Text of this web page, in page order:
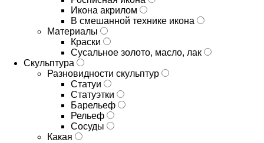
Икона акрилом
В смешанной технике икона
Материалы
Краски
Сусальное золото, масло, лак
Скульптура
Разновидности скульптур
Статуи
Статуэтки
Барельеф
Рельеф
Сосуды
Какая